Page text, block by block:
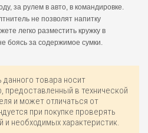
за рулем в авто, в командировке.
не позволят напитку
легко разместить кружку в
боясь за содержимое сумки.
товара носит
предоставленный в технической
и может отличаться от
при покупке проверять
необходимых характеристик.